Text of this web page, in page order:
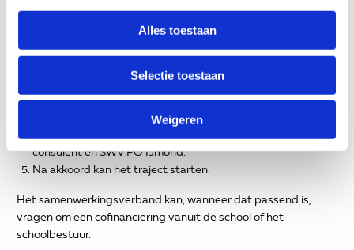
Alles toestaan
Selectie toestaan
Weigeren
Kies samen een passende aanbieder.
De aanbieder organiseert een intake en levert een offerte
aan met:
evaluatiemoment;
wijze van borging binnen de school.
consulent en SWV PO IJmond.
Na akkoord kan het traject starten.
Het samenwerkingsverband kan, wanneer dat passend is,
vragen om een cofinanciering vanuit de school of het
schoolbestuur.